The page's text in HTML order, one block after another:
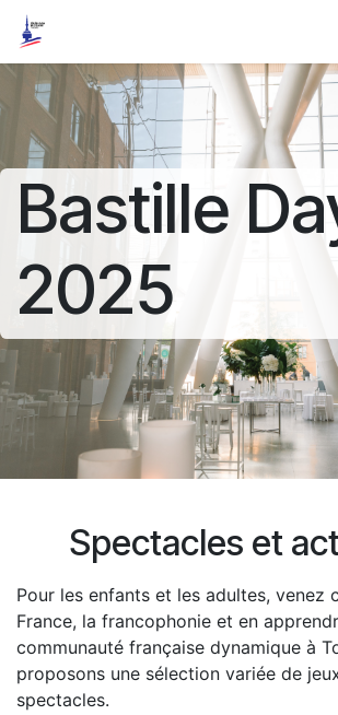
Se rendre au contenu
Bastille
2025
Spectacles et
Pour les enfants et les adultes, venez
France, la francophonie et en
communauté française dynamique à
proposons une sélection variée de
spectacles.